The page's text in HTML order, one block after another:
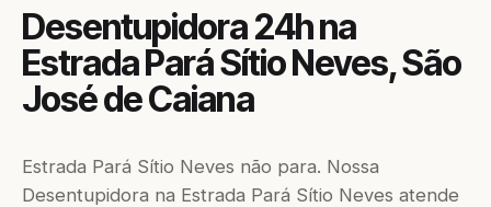
Desentupidora 24h na
Estrada Pará Sítio Neves, São
José de Caiana
Estrada Pará Sítio Neves não para. Nossa
Desentupidora na Estrada Pará Sítio Neves atende